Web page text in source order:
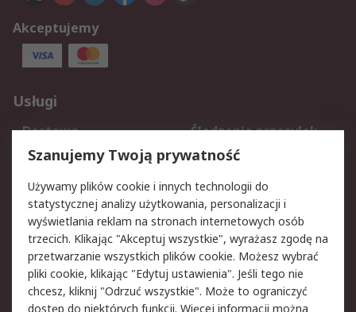
Akceptujemy
Usługi
Dostawa
Śledzenie przesyłek
Reklamacje i zwroty
Rejestracja
Aspekty prawne
Bezpieczeństwo e-
maila
Polityka dotycząca
plików cookie
Polityka prywatności
Użytkowanie witryny
Szanujemy Twoją prywatność
Używamy plików cookie i innych technologii do
statystycznej analizy użytkowania, personalizacji i
wyświetlania reklam na stronach internetowych osób
trzecich. Klikając "Akceptuj wszystkie", wyrażasz zgodę na
przetwarzanie wszystkich plików cookie. Możesz wybrać
pliki cookie, klikając "Edytuj ustawienia". Jeśli tego nie
chcesz, kliknij "Odrzuć wszystkie". Może to ograniczyć
dostęp do niektórych funkcji. Więcej informacji można